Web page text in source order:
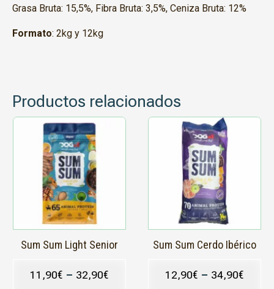
Grasa Bruta: 15,5%, Fibra Bruta: 3,5%, Ceniza Bruta: 12%
Formato: 2kg y 12kg
Productos relacionados
Sum Sum Light Senior
11,90€ – 32,90€
Este
producto
múltiples
variantes.
opciones
pueden
elegir
en
página
Sum Sum Cerdo Ibérico
12,90€ – 34,90€
Este
producto
múltiples
variantes.
opciones
pueden
elegir
en
página